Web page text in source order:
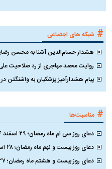
# شبکه های اجتماعی
هشدار حسام‌الدین آشنا به محسن
روایت محمد مهاجری از رد صلاحیت
پیام هشدارآمیز پزشکیان به واشنگتن در
# مناسبت‌ها
دعای روز سی ام ماه رمضان؛ ۲۹ اسفند ۱۴۰۴
دعای روز بیست و نهم ماه رمضان؛ ۲۸ اسفند ۱۴۰۴
دعای روز بیست و هشتم ماه رمضان؛ ۲۷ اسفند ۱۴۰۴